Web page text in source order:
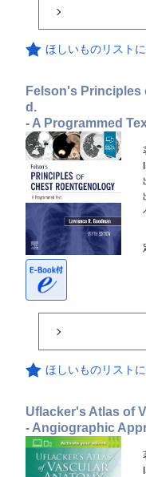
ほしいものリスト
Felson's Principles
d.
- A Programmed
ほしいものリスト
Uflacker's Atlas of
- Angiographic